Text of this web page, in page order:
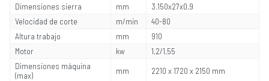
Dimensiones sierra mm
3.150x27x0,9
Velocidad de corte
m/min
40-80
Altura trabajo
mm
910
Motor
kw
1,2/1,55
Dimensiones máquina
(max)
mm
2210 x 1720 x 2150 mm